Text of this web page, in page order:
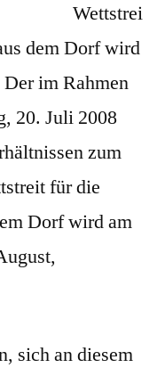
Wettstrei
dem Dorf wird
im Rahmen
20. Juli 2008
zum
für die
Dorf wird am
sich an diesem